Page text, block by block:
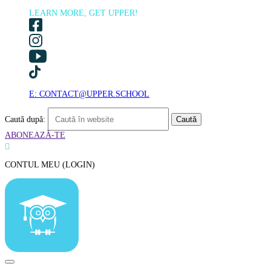
LEARN MORE, GET UPPER!
E: CONTACT@UPPER.SCHOOL
Caută după:
ABONEAZĂ-TE

CONTUL MEU (LOGIN)